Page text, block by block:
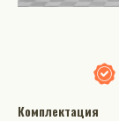
Комплектация